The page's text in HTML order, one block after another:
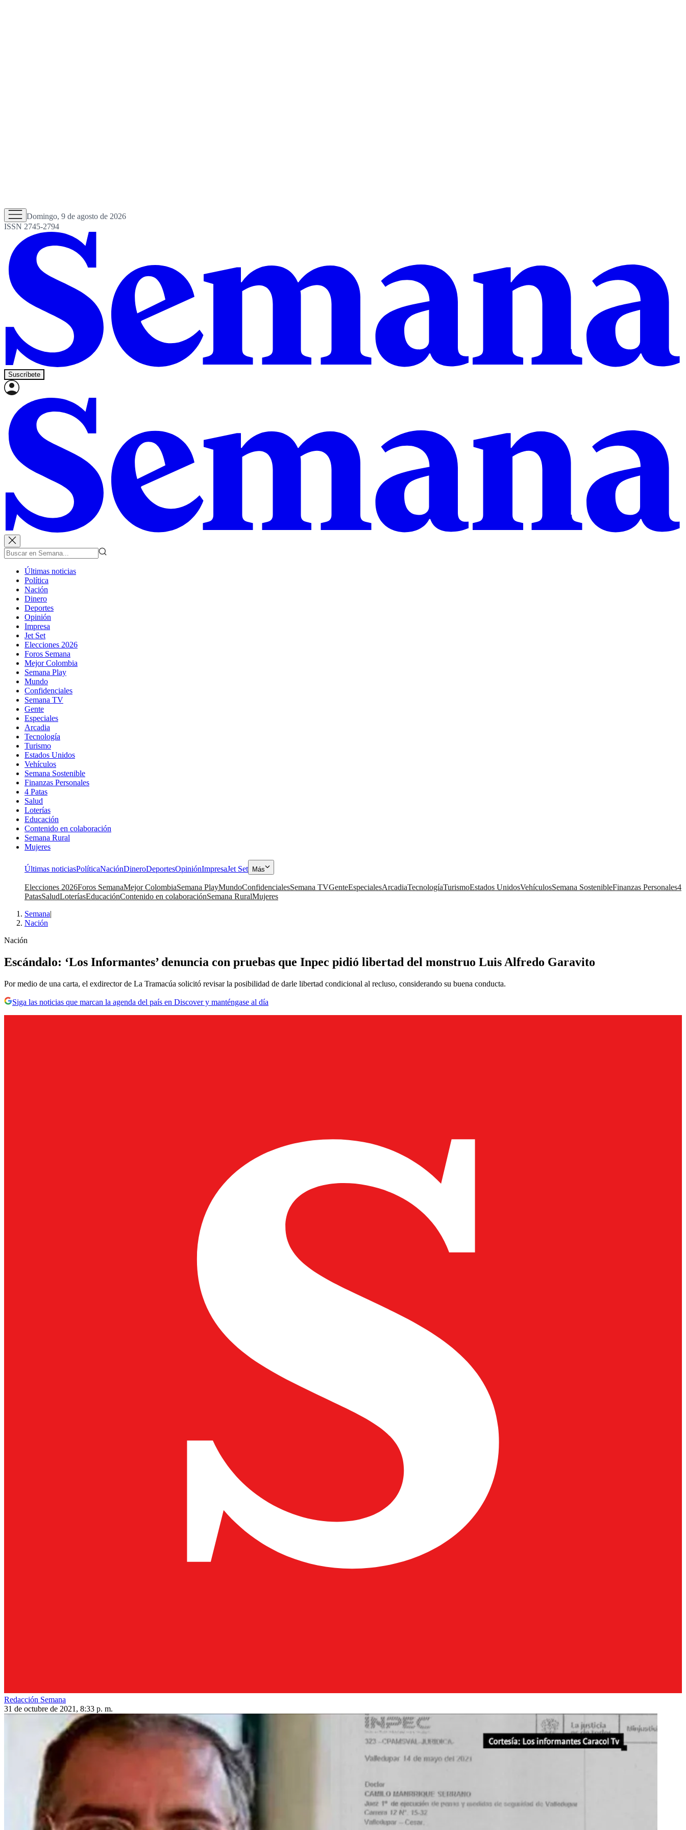
Domingo, 9 de agosto de 2026
ISSN 2745-2794
Suscríbete
Últimas noticias
Política
Nación
Dinero
Deportes
Opinión
Impresa
Jet Set
Elecciones 2026
Foros Semana
Mejor Colombia
Semana Play
Mundo
Confidenciales
Semana TV
Gente
Especiales
Arcadia
Tecnología
Turismo
Estados Unidos
Vehículos
Semana Sostenible
Finanzas Personales
4 Patas
Salud
Loterías
Educación
Contenido en colaboración
Semana Rural
Mujeres
Últimas noticiasPolíticaNaciónDineroDeportesOpiniónImpresaJet Set Más
Elecciones 2026Foros SemanaMejor ColombiaSemana PlayMundoConfidencialesSemana TVGenteEspecialesArcadiaTecnologíaTurismoEstados UnidosVehículosSemana SostenibleFinanzas Personales4
PatasSaludLoteríasEducaciónContenido en colaboraciónSemana RuralMujeres
Semana|
Nación
Nación
Escándalo: ‘Los Informantes’ denuncia con pruebas que Inpec pidió libertad del monstruo Luis Alfredo Garavito
Por medio de una carta, el exdirector de La Tramacúa solicitó revisar la posibilidad de darle libertad condicional al recluso, considerando su buena conducta.
Siga las noticias que marcan la agenda del país en Discover y manténgase al día
Redacción Semana
31 de octubre de 2021, 8:33 p. m.